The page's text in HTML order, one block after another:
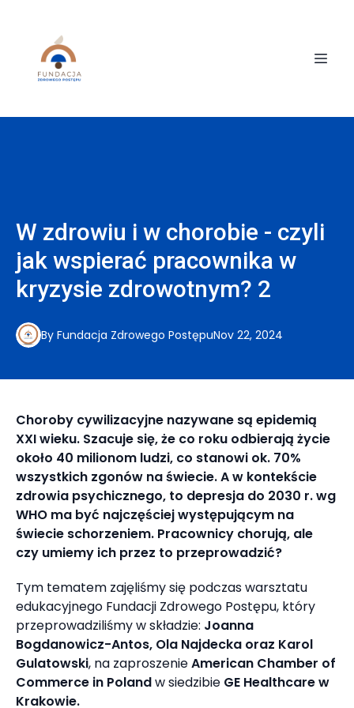
W zdrowiu i w chorobie - czyli
jak wspierać pracownika w
kryzysie zdrowotnym? 2
Nov 22, 2024
By Fundacja Zdrowego Postępu
Choroby cywilizacyjne nazywane są epidemią
XXI wieku. Szacuje się, że co roku odbierają życie
około 40 milionom ludzi, co stanowi ok. 70%
wszystkich zgonów na świecie. A w kontekście
zdrowia psychicznego, to depresja do 2030 r. wg
WHO ma być najczęściej występującym na
świecie schorzeniem. Pracownicy chorują, ale
czy umiemy ich przez to przeprowadzić?
Tym tematem zajęliśmy się podczas warsztatu
edukacyjnego Fundacji Zdrowego Postępu, który
przeprowadziliśmy w składzie: Joanna
Bogdanowicz-Antos, Ola Najdecka oraz Karol
Gulatowski, na zaproszenieAmerican Chamber of
Commerce in Polandw siedzibie GE Healthcare w
Krakowie.